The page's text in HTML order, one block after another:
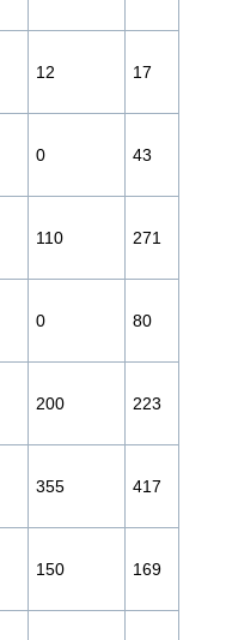
12 17
0 43
110 271
0 80
200 223
355 417
150 169